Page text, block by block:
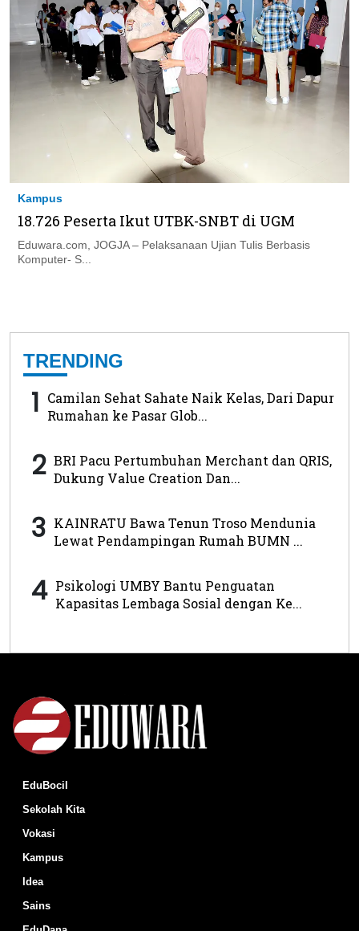
Kampus
18.726 Peserta Ikut UTBK-SNBT di UGM
Eduwara.com, JOGJA – Pelaksanaan Ujian Tulis Berbasis
Komputer- S...
TRENDING
1 Camilan Sehat Sahate Naik Kelas, Dari Dapur
Rumahan ke Pasar Glob...
2 BRI Pacu Pertumbuhan Merchant dan QRIS,
Dukung Value Creation Dan...
3 KAINRATU Bawa Tenun Troso Mendunia
Lewat Pendampingan Rumah BUMN ...
4 Psikologi UMBY Bantu Penguatan
Kapasitas Lembaga Sosial dengan Ke...
EduBocil
Sekolah Kita
Vokasi
Kampus
Idea
Sains